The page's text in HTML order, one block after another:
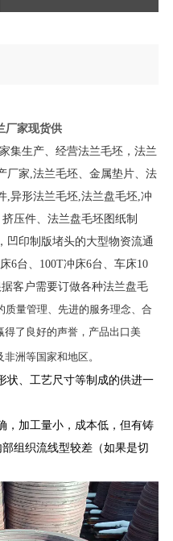
厂家现货供
集生产、经营法兰毛坯，法兰
厂家,法兰毛坯、金属垫片、法
,异形法兰毛坯,法兰盘毛坯,冲
压件、法兰盘毛坯图纸制
凹印制版堵头的大型物资流通
6台、100T冲床6台、车床10
客户需要订做各种法兰盘毛
质量管理、先进的服务理念、合
了良好的声誉，产品出口美
非洲等国家和地区。
状、工艺尺寸等制成的供进一
，加工量小，成本低，但有铸
组织流线型较差（如果是切